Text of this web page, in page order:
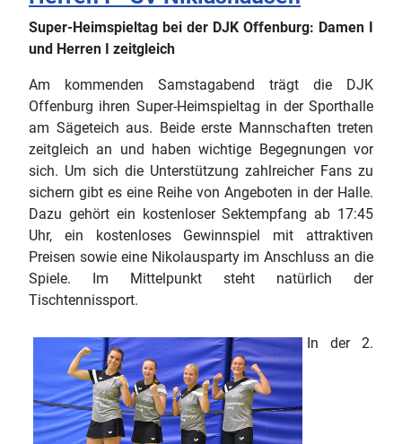
Super-Heimspieltag bei der DJK Offenburg: Damen I
und Herren I zeitgleich
Am kommenden Samstagabend trägt die DJK
Offenburg ihren Super-Heimspieltag in der Sporthalle
am Sägeteich aus. Beide erste Mannschaften treten
zeitgleich an und haben wichtige Begegnungen vor
sich. Um sich die Unterstützung zahlreicher Fans zu
sichern gibt es eine Reihe von Angeboten in der Halle.
Dazu gehört ein kostenloser Sektempfang ab 17:45
Uhr, ein kostenloses Gewinnspiel mit attraktiven
Preisen sowie eine Nikolausparty im Anschluss an die
Spiele. Im Mittelpunkt steht natürlich der
Tischtennissport.
In der 2.